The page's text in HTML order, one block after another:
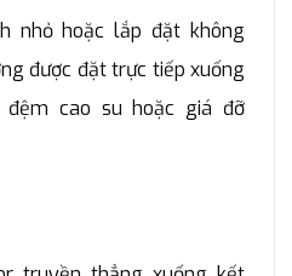
nhỏ hoặc lắp đặt không
được đặt trực tiếp xuống
cao su hoặc giá đỡ